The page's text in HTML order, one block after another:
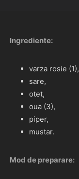
Ingrediente:
varza rosie (1),
sare,
otet,
oua (3),
piper,
mustar.
Mod de preparare: